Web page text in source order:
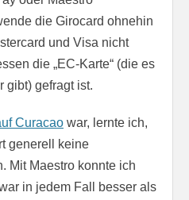
die Girocard ohnehin
und Visa nicht
die „EC-Karte“ (die es
gibt) gefragt ist.
Curacao war, lernte ich,
generell keine
Mit Maestro konnte ich
in jedem Fall besser als